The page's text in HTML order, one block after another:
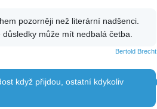
pozorněji než literární nadšenci.
může mít nedbalá četba.
Bertold Brecht
když přijdou, ostatní kdykoliv